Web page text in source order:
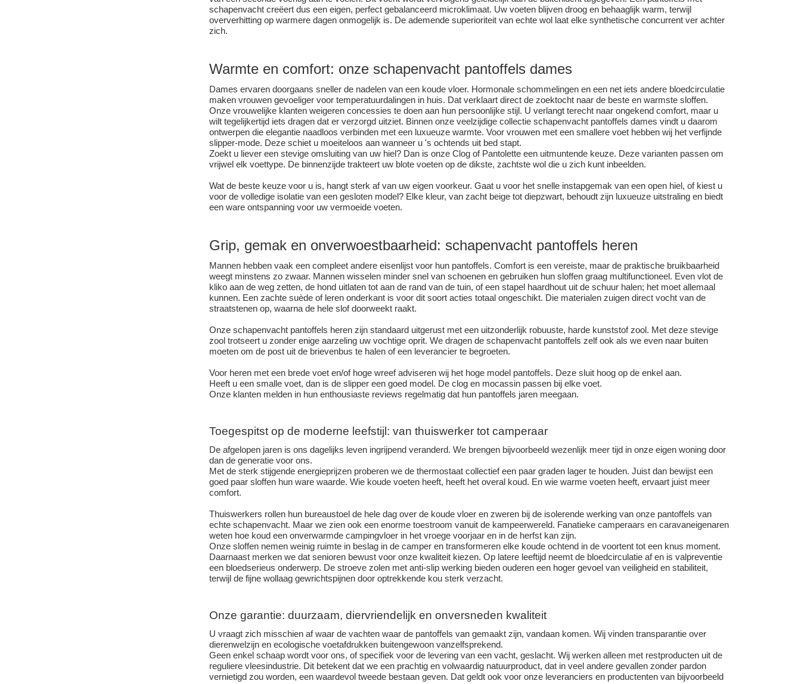
schapenvacht creëert dus een eigen, perfect gebalanceerd microklimaat. Uw voeten blijven droog en behaaglijk warm, terwijl
oververhitting op warmere dagen onmogelijk is. De ademende superioriteit van echte wol laat elke synthetische concurrent ver achter
zich.
Warmte en comfort: onze schapenvacht pantoffels dames
Dames ervaren doorgaans sneller de nadelen van een koude vloer. Hormonale schommelingen en een net iets andere bloedcirculatie
maken vrouwen gevoeliger voor temperatuurdalingen in huis. Dat verklaart direct de zoektocht naar de beste en warmste sloffen.
Onze vrouwelijke klanten weigeren concessies te doen aan hun persoonlijke stijl. U verlangt terecht naar ongekend comfort, maar u
wilt tegelijkertijd iets dragen dat er verzorgd uitziet. Binnen onze veelzijdige collectie schapenvacht pantoffels dames vindt u daarom
ontwerpen die elegantie naadloos verbinden met een luxueuze warmte. Voor vrouwen met een smallere voet hebben wij het verfijnde
slipper-mode. Deze schiet u moeiteloos aan wanneer u 's ochtends uit bed stapt.
Zoekt u liever een stevige omsluiting van uw hiel? Dan is onze Clog of Pantolette een uitmuntende keuze. Deze varianten passen om
vrijwel elk voettype. De binnenzijde trakteert uw blote voeten op de dikste, zachtste wol die u zich kunt inbeelden.
Wat de beste keuze voor u is, hangt sterk af van uw eigen voorkeur. Gaat u voor het snelle instapgemak van een open hiel, of kiest u
voor de volledige isolatie van een gesloten model? Elke kleur, van zacht beige tot diepzwart, behoudt zijn luxueuze uitstraling en biedt
een ware ontspanning voor uw vermoeide voeten.
Grip, gemak en onverwoestbaarheid: schapenvacht pantoffels heren
Mannen hebben vaak een compleet andere eisenlijst voor hun pantoffels. Comfort is een vereiste, maar de praktische bruikbaarheid
weegt minstens zo zwaar. Mannen wisselen minder snel van schoenen en gebruiken hun sloffen graag multifunctioneel. Even vlot de
kliko aan de weg zetten, de hond uitlaten tot aan de rand van de tuin, of een stapel haardhout uit de schuur halen; het moet allemaal
kunnen. Een zachte suède of leren onderkant is voor dit soort acties totaal ongeschikt. Die materialen zuigen direct vocht van de
straatstenen op, waarna de hele slof doorweekt raakt.
Onze schapenvacht pantoffels heren zijn standaard uitgerust met een uitzonderlijk robuuste, harde kunststof zool. Met deze stevige
zool trotseert u zonder enige aarzeling uw vochtige oprit. We dragen deschapenvacht pantoffels zelf ook als we even naar buiten
moeten om de post uit de brievenbus te halen of een leverancier te begroeten.
Voor heren met een brede voet en/of hoge wreef adviseren wij het hoge model pantoffels. Deze sluit hoog op de enkel aan.
Heeft u een smalle voet, dan is de slipper een goed model. De clog en mocassin passen bij elke voet.
Onze klanten melden in hun enthousiaste reviews regelmatig dat hun pantoffels jaren meegaan.
Toegespitst op de moderne leefstijl: van thuiswerker tot camperaar
De afgelopen jaren is ons dagelijks leven ingrijpend veranderd. We brengen bijvoorbeeld wezenlijk meer tijd in onze eigen woning door
dan de generatie voor ons.
Met de sterk stijgende energieprijzen proberen we de thermostaat collectief een paar graden lager te houden. Juist dan bewijst een
goed paar sloffen hun ware waarde. Wie koude voeten heeft, heeft het overal koud. En wie warme voeten heeft, ervaart juist meer
comfort.
Thuiswerkers rollen hun bureaustoel de hele dag over de koude vloer en zweren bij de isolerende werking van onze pantoffels van
echte schapenvacht. Maar we zien ook een enorme toestroom vanuit de kampeerwereld. Fanatieke camperaars en caravaneigenaren
weten hoe koud een onverwarmde campingvloer in het vroege voorjaar en in de herfst kan zijn.
Onze sloffen nemen weinig ruimte in beslag in de camper en transformeren elke koude ochtend in de voortent tot een knus moment.
Daarnaast merken we dat senioren bewust voor onze kwaliteit kiezen. Op latere leeftijd neemt de bloedcirculatie af en is valpreventie
een bloedserieus onderwerp. De stroeve zolen met anti-slip werking bieden ouderen een hoger gevoel van veiligheid en stabiliteit,
terwijl de fijne wollaag gewrichtspijnen door optrekkende kou sterk verzacht.
Onze garantie: duurzaam, diervriendelijk en onversneden kwaliteit
U vraagt zich misschien af waar de vachten waar de pantoffels van gemaakt zijn, vandaan komen. Wij vinden transparantie over
dierenwelzijn en ecologische voetafdrukken buitengewoon vanzelfsprekend.
Geen enkel schaap wordt voor ons, of specifiek voor de levering van een vacht, geslacht. Wij werken alleen met restproducten uit de
reguliere vleesindustrie. Dit betekent dat we een prachtig en volwaardig natuurproduct, dat in veel andere gevallen zonder pardon
vernietigd zou worden, een waardevol tweede bestaan geven. Dat geldt ook voor onze leveranciers en productenten van bijvoorbeeld